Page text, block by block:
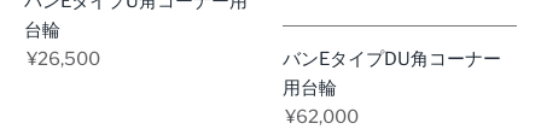
台輪
¥26,500
バンEタイプDU角コーナー
用台輪
¥62,000